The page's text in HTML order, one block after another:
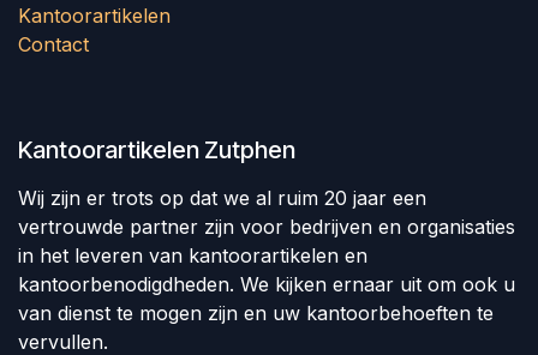
Kantoorartikelen
Contact
Kantoorartikelen Zutphen
Wij zijn er trots op dat we al ruim 20 jaar een
vertrouwde partner zijn voor bedrijven en organisaties
in het leveren van kantoorartikelen en
kantoorbenodigdheden. We kijken ernaar uit om ook u
van dienst te mogen zijn en uw kantoorbehoeften te
vervullen.